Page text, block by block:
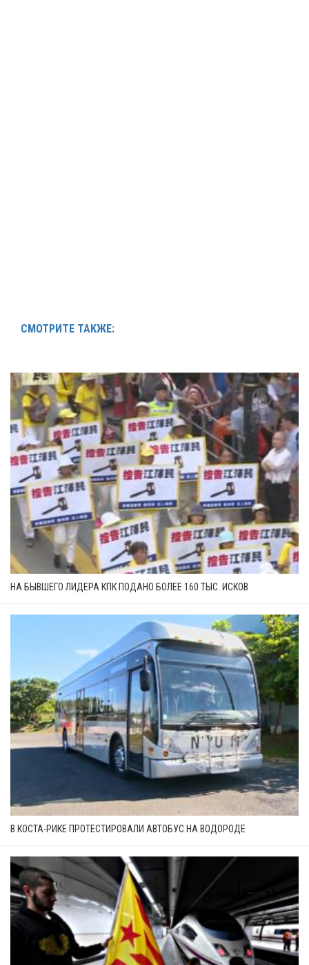
СМОТРИТЕ ТАКЖЕ:
НА БЫВШЕГО ЛИДЕРА КПК ПОДАНО БОЛЕЕ 160 ТЫС. ИСКОВ
В КОСТА-РИКЕ ПРОТЕСТИРОВАЛИ АВТОБУС НА ВОДОРОДЕ